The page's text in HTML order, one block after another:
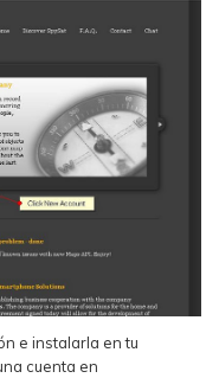
e instalarla en tu
cuenta en